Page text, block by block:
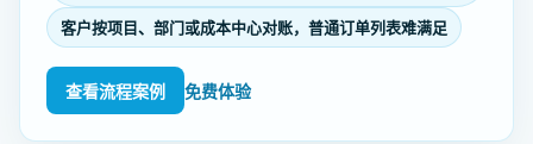
客户按项目、部门或成本中心对账，普通订单列表难满足
查看流程案例 免费体验